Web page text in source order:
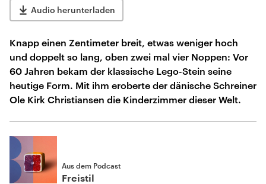
Audio herunterladen
Knapp einen Zentimeter breit, etwas weniger hoch
und doppelt so lang, oben zwei mal vier Noppen: Vor
60 Jahren bekam der klassische Lego-Stein seine
heutige Form. Mit ihm eroberte der dänische Schreiner
Ole Kirk Christiansen die Kinderzimmer dieser Welt.
Aus dem Podcast
Freistil